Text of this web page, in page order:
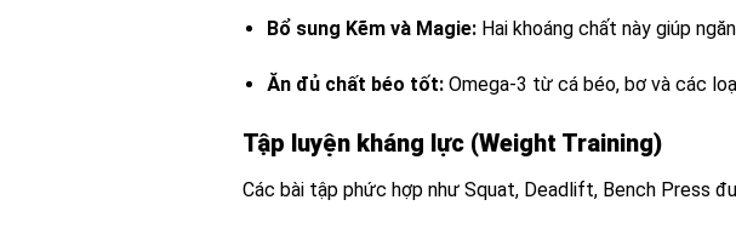
Bổ sung Kẽm và Magie: Hai khoáng chất này giúp
Ăn đủ chất béo tốt: Omega-3 từ cá béo, bơ và các
Tập luyện kháng lực (Weight Training)
Các bài tập phức hợp như Squat, Deadlift, Bench Press